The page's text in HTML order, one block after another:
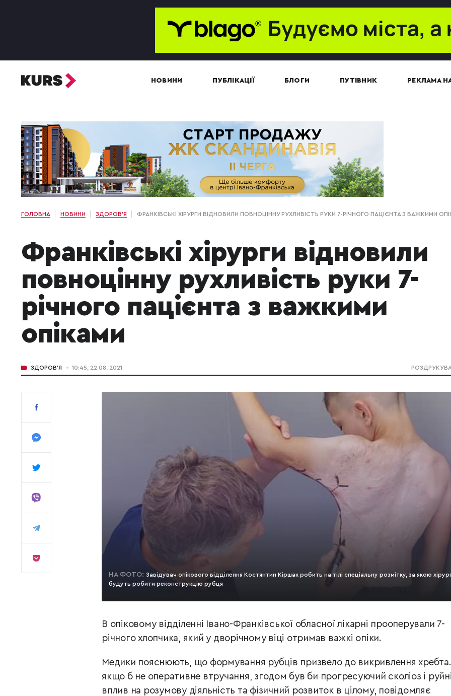
НОВИНИ ПУБЛІКАЦІЇ БЛОГИ ПУТІВНИК РЕКЛАМА
ГОЛОВНА НОВИНИ ЗДОРОВ'Я ФРАНКІВСЬКІ ХІРУРГИ ВІДНОВИЛИ ПОВНОЦІННУ РУХЛИВІСТЬ РУКИ 7-РІЧНОГО ПАЦІЄНТА З ВАЖКИМИ
Франківські хірурги відновили
повноцінну рухливість руки 7-
річного пацієнта з важкими
опіками
ЗДОРОВ'Я 10:45, 22.08, 2021
НА ФОТО: Завідувач опікового відділення Костянтин Кіршак робить на тілі спеціальну розмітку, за якою
будуть робити реконструкцію рубця
В опіковому відділенні Івано-Франківської обласної лікарні прооперували 7-
річного хлопчика, який у дворічному віці отримав важкі опіки.
Медики пояснюють, що формування рубців призвело до викривлення хребта.
якщо б не оперативне втручання, згодом був би прогресуючий сколіоз і
вплив на розумову діяльність та фізичний розвиток в цілому, повідомляє